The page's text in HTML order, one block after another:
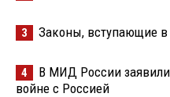
3 Законы, вступающие в
4
В МИД России
войне с Россией